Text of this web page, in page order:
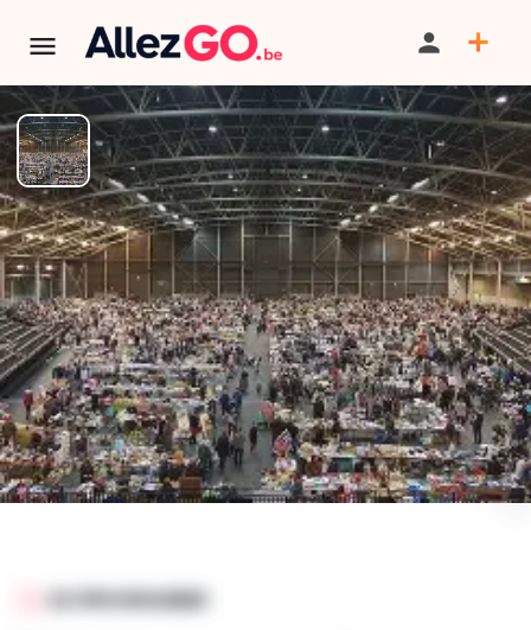
Grande brocante couverte Salle
événementielle De Populier DE
ZANDOHOVEN
TERMINÉ:Cet événement est terminé. Retrouver d'autres
événements similaires ci-dessous ou dans notre annuaire.
PARTAGER SAUVEGARDER SIGNALER
AU PROGRAMME